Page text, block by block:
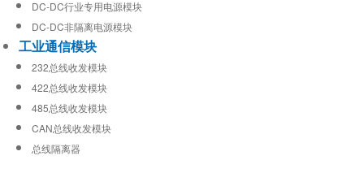
DC-DC行业专用电源模块
DC-DC非隔离电源模块
工业通信模块
232总线收发模块
422总线收发模块
485总线收发模块
CAN总线收发模块
总线隔离器